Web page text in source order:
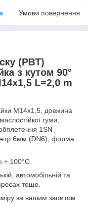
Умови повернення
(РВT)
з кутом 90°
L=2,0 m
М14х1,5, довжина
гуми,
1SN
6мм (DN6), форма
+ 100°С.
автомобільній та
тощо.
за вашим запитом